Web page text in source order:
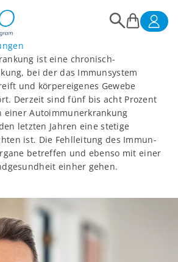
Suche öffnen
Warenkorb
ist eine chronisch-
bei der das Immunsystem
und körpereigenes Gewebe
Derzeit sind fünf bis acht Prozent
einer Auto­immun­erkrankung
letzten Jahren eine stetige
ist. Die Fehlleitung des Immun­
betreffen und ebenso mit einer
einher gehen.